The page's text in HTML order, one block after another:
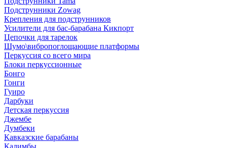
Подструнники Zowag
Крепления для подструнников
Усилители для бас-барабана Кикпорт
Цепочки для тарелок
Шумо\вибропоглощающие платформы
Перкуссия со всего мира
Блоки перкуссионные
Бонго
Гонги
Гуиро
Дарбуки
Детская перкуссия
Джембе
Думбеки
Кавказские барабаны
Калимбы